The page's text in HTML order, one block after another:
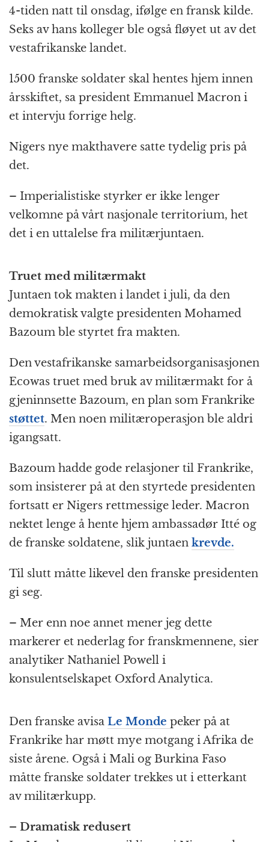
4-tiden natt til onsdag, ifølge en fransk kilde.
Seks av hans kolleger ble også fløyet ut av det
vestafrikanske landet.
1500 franske soldater skal hentes hjem innen
årsskiftet, sa president Emmanuel Macron i
et intervju forrige helg.
Nigers nye makthavere satte tydelig pris på
det.
– Imperialistiske styrker er ikke lenger
velkomne på vårt nasjonale territorium, het
det i en uttalelse fra militærjuntaen.
Truet med militærmakt
Juntaen tok makten i landet i juli, da den
demokratisk valgte presidenten Mohamed
Bazoum ble styrtet fra makten.
Den vestafrikanske samarbeidsorganisasjonen
Ecowas truet med bruk av militærmakt for å
gjeninnsette Bazoum, en plan som Frankrike
støttet. Men noen militæroperasjon ble aldri
igangsatt.
Bazoum hadde gode relasjoner til Frankrike,
som insisterer på at den styrtede presidenten
fortsatt er Nigers rettmessige leder. Macron
nektet lenge å hente hjem ambassadør Itté og
de franske soldatene, slik juntaen krevde.
Til slutt måtte likevel den franske presidenten
gi seg.
– Mer enn noe annet mener jeg dette
markerer et nederlag for franskmennene, sier
analytiker Nathaniel Powell i
konsulentselskapet Oxford Analytica.
Den franske avisa Le Monde peker på at
Frankrike har møtt mye motgang i Afrika de
siste årene. Også i Mali og Burkina Faso
måtte franske soldater trekkes ut i etterkant
av militærkupp.
– Dramatisk redusert